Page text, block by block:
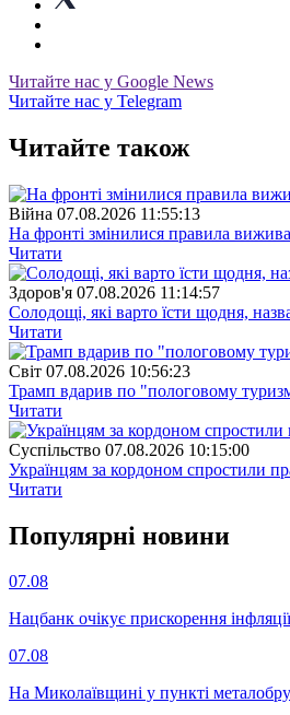
Читайте нас у Google News
Читайте нас у Telegram
Читайте також
Війна 07.08.2026 11:55:13
На фронті змінилися правила
Читати
Здоров'я 07.08.2026 11:14:57
Солодощі, які варто їсти щодня,
Читати
Свiт 07.08.2026 10:56:23
Трамп вдарив по "пологовому
Читати
Суспiльство 07.08.2026 10:15:00
Українцям за кордоном спростили
Читати
Популярнi новини
07.08
Нацбанк очікує прискорення
07.08
На Миколаївщині у пункті